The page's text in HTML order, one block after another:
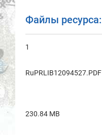
Файлы ресурса:
1
RuPRLIB12094527.PDF
230.84 MB